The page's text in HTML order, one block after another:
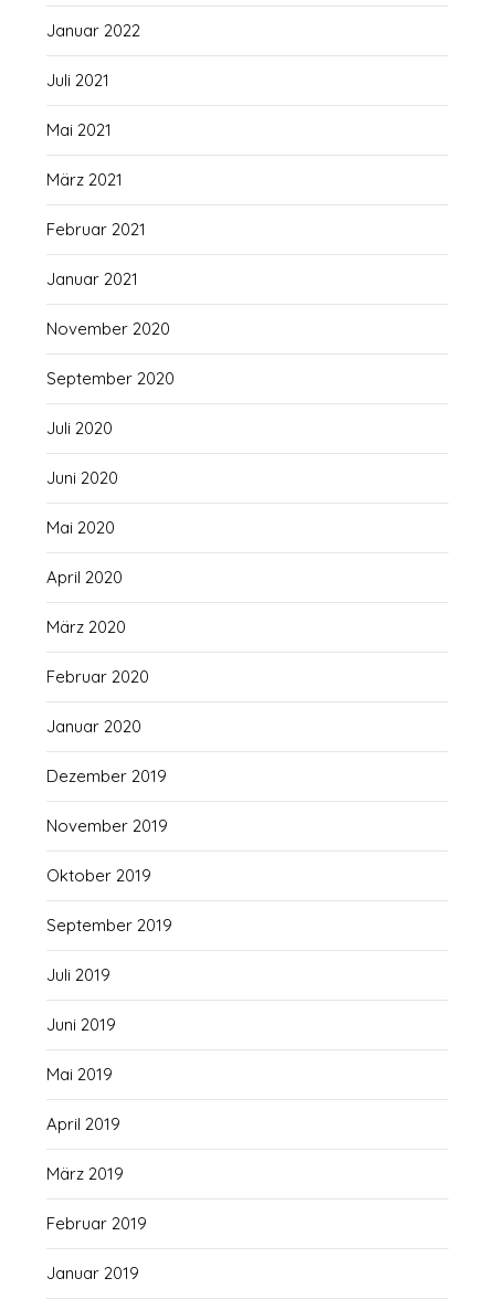
Januar 2022
Juli 2021
Mai 2021
März 2021
Februar 2021
Januar 2021
November 2020
September 2020
Juli 2020
Juni 2020
Mai 2020
April 2020
März 2020
Februar 2020
Januar 2020
Dezember 2019
November 2019
Oktober 2019
September 2019
Juli 2019
Juni 2019
Mai 2019
April 2019
März 2019
Februar 2019
Januar 2019